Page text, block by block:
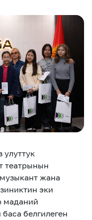
Соц. тармактар
MEGAда иште
MegaKassa
театрынын
жана
эки
маданий
белгилеген